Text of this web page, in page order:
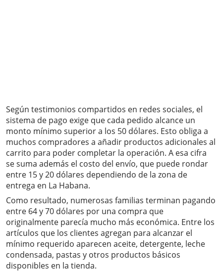
Según testimonios compartidos en redes sociales, el
sistema de pago exige que cada pedido alcance un
monto mínimo superior a los 50 dólares. Esto obliga a
muchos compradores a añadir productos adicionales al
carrito para poder completar la operación. A esa cifra
se suma además el costo del envío, que puede rondar
entre 15 y 20 dólares dependiendo de la zona de
entrega en La Habana.
Como resultado, numerosas familias terminan pagando
entre 64 y 70 dólares por una compra que
originalmente parecía mucho más económica. Entre los
artículos que los clientes agregan para alcanzar el
mínimo requerido aparecen aceite, detergente, leche
condensada, pastas y otros productos básicos
disponibles en la tienda.